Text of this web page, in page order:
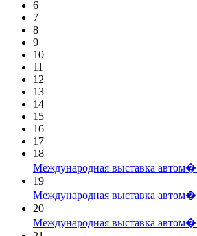
6
7
8
9
10
11
12
13
14
15
16
17
18
Международная выставка
19
Международная выставка
20
Международная выставка